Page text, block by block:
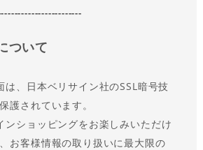
ついて
は、日本ベリサイン社のSSL暗号技
護されています。
ンショッピングをお楽しみいただけ
お客様情報の取り扱いに最大限の